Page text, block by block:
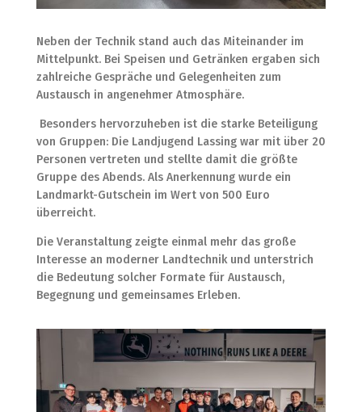
Neben der Technik stand auch das Miteinander im
Mittelpunkt. Bei Speisen und Getränken ergaben sich
zahlreiche Gespräche und Gelegenheiten zum
Austausch in angenehmer Atmosphäre.
Besonders hervorzuheben ist die starke Beteiligung
von Gruppen: Die Landjugend Lassing war mit über 20
Personen vertreten und stellte damit die größte
Gruppe des Abends. Als Anerkennung wurde ein
Landmarkt-Gutschein im Wert von 500 Euro
überreicht.
Die Veranstaltung zeigte einmal mehr das große
Interesse an moderner Landtechnik und unterstrich
die Bedeutung solcher Formate für Austausch,
Begegnung und gemeinsames Erleben.